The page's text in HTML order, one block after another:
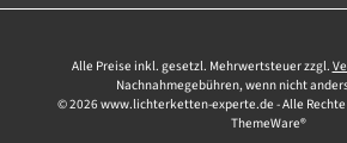
Alle Preise inkl. gesetzl. Mehrwertsteuer zzgl.
Nachnahmegebühren, wenn nicht
© 2026 www.lichterketten-experte.de - Alle
ThemeWare®